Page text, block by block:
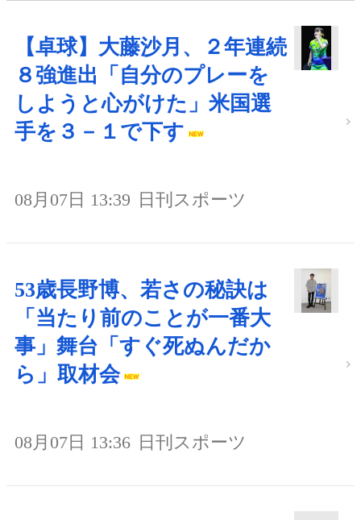
【卓球】大藤沙月、２年連続
８強進出「自分のプレーを
しようと心がけた」米国選
手を３－１で下す
08月07日 13:39 日刊スポーツ
53歳長野博、若さの秘訣は
「当たり前のことが一番大
事」舞台「すぐ死ぬんだか
ら」取材会
08月07日 13:36 日刊スポーツ